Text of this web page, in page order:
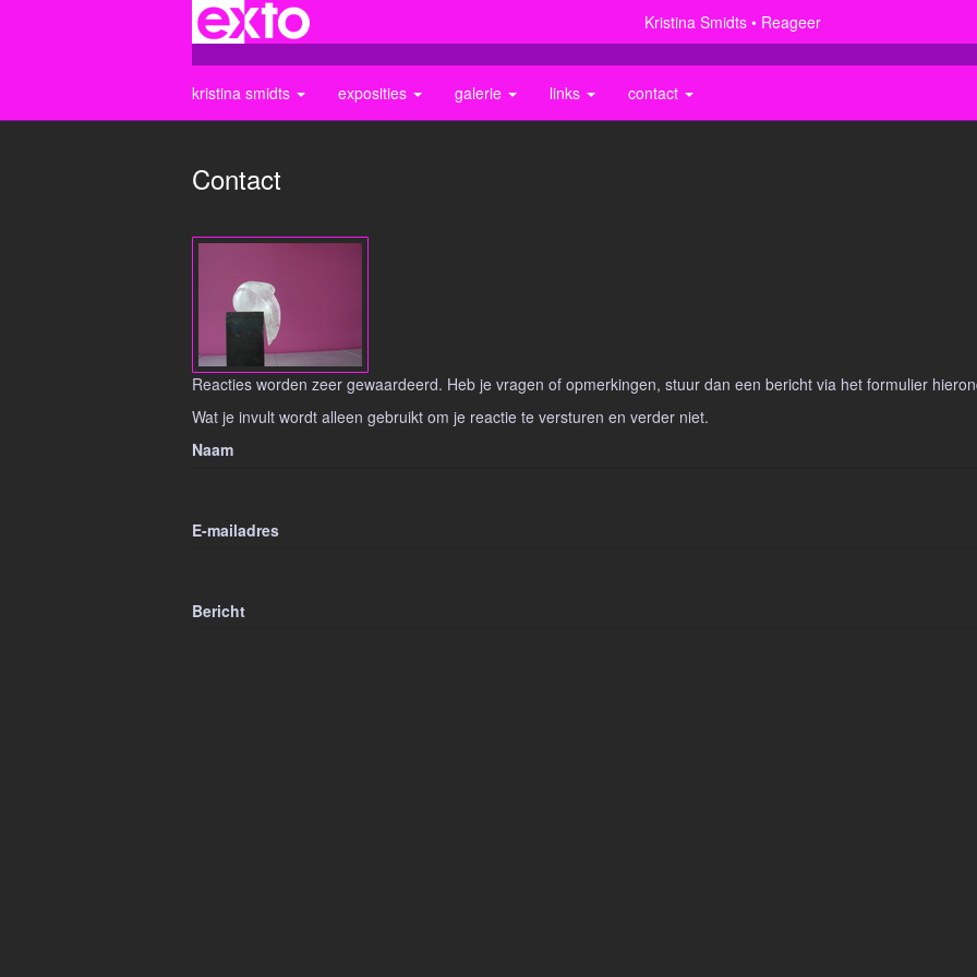
Kristina Smidts Reageer
kristina smidts exposities galerie links contact
Contact
Reacties worden zeer gewaardeerd. Heb je vragen of opmerkingen, stuur dan een bericht via het formulier
Wat je invult wordt alleen gebruikt om je reactie te versturen en verder niet.
Naam
E-mailadres
Bericht